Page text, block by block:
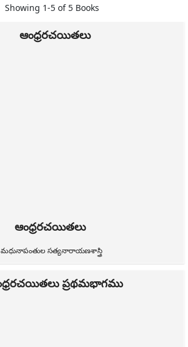
Showing 1-5 of 5Books
ఆంధ్రరచయితలు
మధునాపంతుల సత్యనారాయణశాస్త్రి